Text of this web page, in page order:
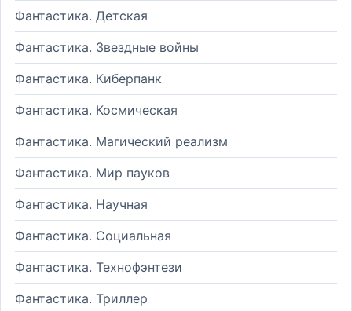
Фантастика. Детская
Фантастика. Звездные войны
Фантастика. Киберпанк
Фантастика. Космическая
Фантастика. Магический реализм
Фантастика. Мир пауков
Фантастика. Научная
Фантастика. Социальная
Фантастика. Технофэнтези
Фантастика. Триллер